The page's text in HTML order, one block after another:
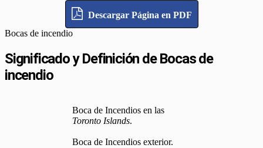
Descargar Página en PDF
Bocas de incendio
Significado y Definición de Bocas de
incendio
Boca de Incendios en las
Toronto Islands.
Boca de Incendios exterior.